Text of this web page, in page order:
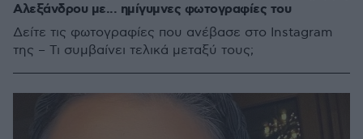
Αλεξάνδρου με... ημίγυμνες φωτογραφίες του
Δείτε τις φωτογραφίες που ανέβασε στο Instagram
της – Τι συμβαίνει τελικά μεταξύ τους;